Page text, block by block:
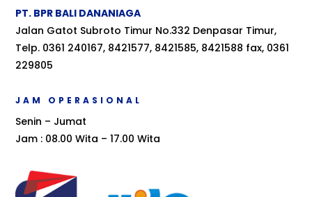
PT. BPR BALI DANANIAGA
Jalan Gatot Subroto Timur No.332 Denpasar Timur,
Telp. 0361 240167, 8421577, 8421585, 8421588 fax, 0361
229805
JAM OPERASIONAL
Senin – Jumat
Jam : 08.00 Wita – 17.00 Wita